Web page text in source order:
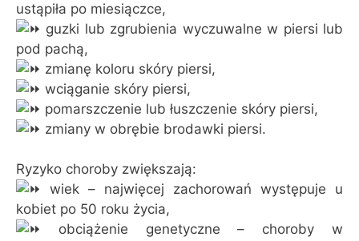
ustąpiła po miesiączce,
guzki lub zgrubienia wyczuwalne w piersi lub
pod pachą,
zmianę koloru skóry piersi,
wciąganie skóry piersi,
pomarszczenie lub łuszczenie skóry piersi,
zmiany w obrębie brodawki piersi.
Ryzyko choroby zwiększają:
wiek – najwięcej zachorowań występuje u
kobiet po 50 roku życia,
obciążenie genetyczne – choroby w